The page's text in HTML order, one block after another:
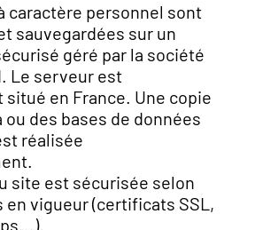
caractère personnel sont
sauvegardées sur un
géré par la société
Le serveur est
en France. Une copie
des bases de données
réalisée
site est sécurisée selon
en vigueur (certificats SSL,